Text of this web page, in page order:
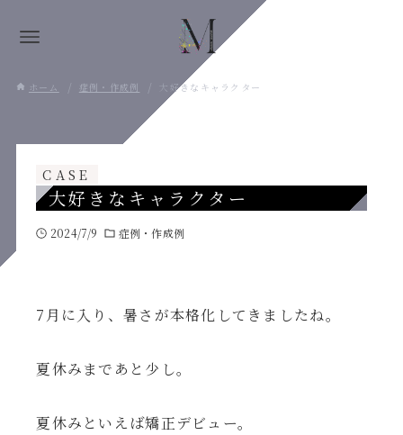
ホーム 症例・作成例 大好きなキャラクター
CASE
大好きなキャラクター
2024/7/9 症例・作成例
7月に入り、暑さが本格化してきましたね。
夏休みまであと少し。
夏休みといえば矯正デビュー。